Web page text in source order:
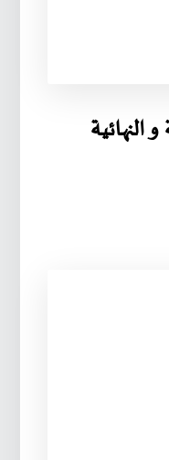
النهائية